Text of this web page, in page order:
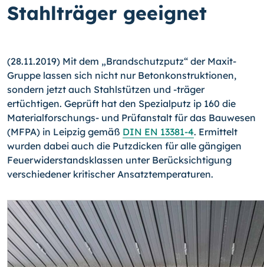
Stahlträger geeignet
(28.11.2019) Mit dem „Brandschutzputz“ der Maxit-
Gruppe lassen sich nicht nur Betonkonstruktionen,
sondern jetzt auch Stahlstützen und -träger
ertüchtigen. Geprüft hat den Spezialputz ip 160 die
Materialforschungs- und Prüfanstalt für das Bauwesen
(MFPA) in Leipzig gemäß DIN EN 13381-4. Ermittelt
wurden dabei auch die Putzdicken für alle gängigen
Feuerwiderstandsklassen unter Berücksichtigung
verschiedener kritischer Ansatztemperaturen.